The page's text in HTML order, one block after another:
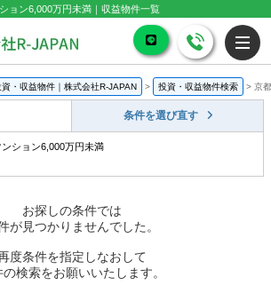
ョン6,000万円未満｜収益物件一覧
・収益物件｜株式会社R-JAPAN > 投資・収益物件検索 > 京
条件を選び直す
ション6,000万円未満
お探しの条件では
が見つかりませんでした。
度条件を指定しなおして
の検索をお願いいたします。